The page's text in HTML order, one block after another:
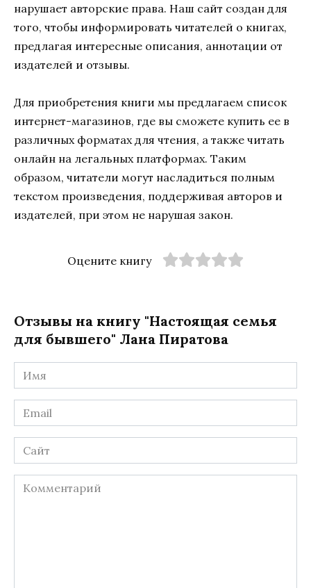
нарушает авторские права. Наш сайт создан для
того, чтобы информировать читателей о книгах,
предлагая интересные описания, аннотации от
издателей и отзывы.
Для приобретения книги мы предлагаем список
интернет-магазинов, где вы сможете купить ее в
различных форматах для чтения, а также читать
онлайн на легальных платформах. Таким
образом, читатели могут насладиться полным
текстом произведения, поддерживая авторов и
издателей, при этом не нарушая закон.
Оцените книгу
Отзывы на книгу "Настоящая семья
для бывшего" Лана Пиратова
Имя
*
Email
*
Сайт
Комментарий